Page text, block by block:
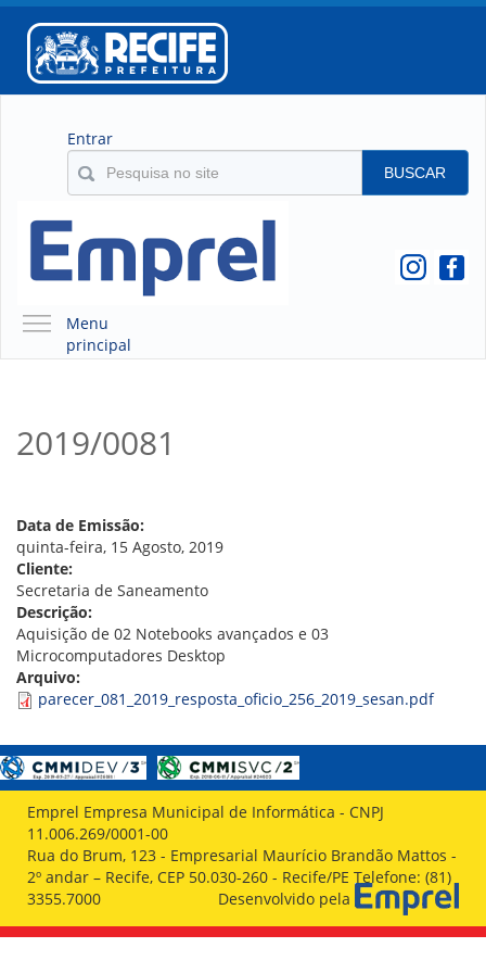
Entrar
BUSCAR
Menu
principal
O QUE É A EMPREL
CONSELHOS
LOCALIZAÇÃO
GESTORES
GOVERNANÇA
NOTÍCIAS
COMPRAS
LICITAÇÕES
ATAS DE REGISTRO DE PREÇOS
CONTRATO
GESTÃO DE PESSOAS
COLABORADORES
PLR
2019/0081
Data de Emissão:
quinta-feira, 15 Agosto, 2019
Cliente:
Secretaria de Saneamento
Descrição:
Aquisição de 02 Notebooks avançados e 03
Microcomputadores Desktop
Arquivo:
parecer_081_2019_resposta_oficio_256_2019_sesan.pdf
Emprel Empresa Municipal de Informática - CNPJ
11.006.269/0001-00
Rua do Brum, 123 - Empresarial Maurício Brandão Mattos -
2º andar – Recife, CEP 50.030-260 - Recife/PE Telefone: (81)
3355.7000
Desenvolvido pela